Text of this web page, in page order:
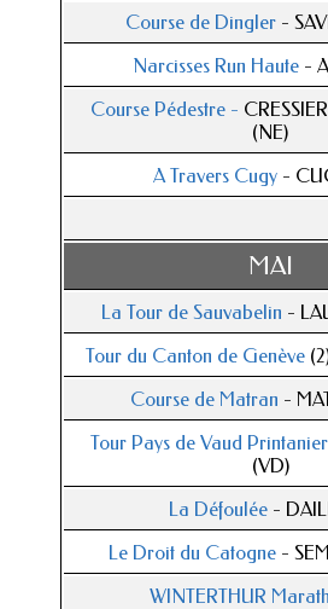
Course de Dingler -
Narcisses Run Haute -
Course Pédestre -
(NE)
A Travers Cugy-
MAI
La Tour de Sauvabelin -
Tour du Canton de Genève
Course de Matran -
Tour Pays de Vaud Printanier
(VD)
La Défoulée -
Le Droit du Catogne -
WINTERTHUR